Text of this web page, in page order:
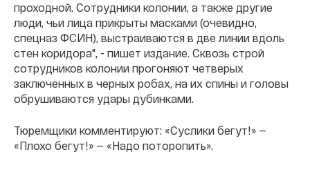
проходной. Сотрудники колонии, а также другие
люди, чьи лица прикрыты масками (очевидно,
спецназ ФСИН), выстраиваются в две линии вдоль
стен коридора", - пишет издание. Сквозь строй
сотрудников колонии прогоняют четверых
заключенных в черных робах, на их спины и головы
обрушиваются удары дубинками.
Тюремщики комментируют: «Суслики бегут!» —
«Плохо бегут!» — «Надо поторопить».